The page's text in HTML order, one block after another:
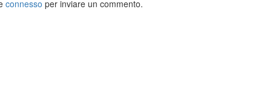
connesso per inviare un commento.